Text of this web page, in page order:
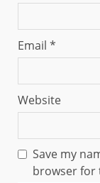
Email *
Website
Save my
browser for